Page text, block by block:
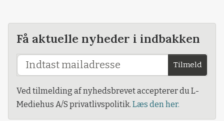
Få aktuelle nyheder i indbakken
Tilmeld
Ved tilmelding af nyhedsbrevet accepterer du L-
Mediehus A/S privatlivspolitik. Læs den her.